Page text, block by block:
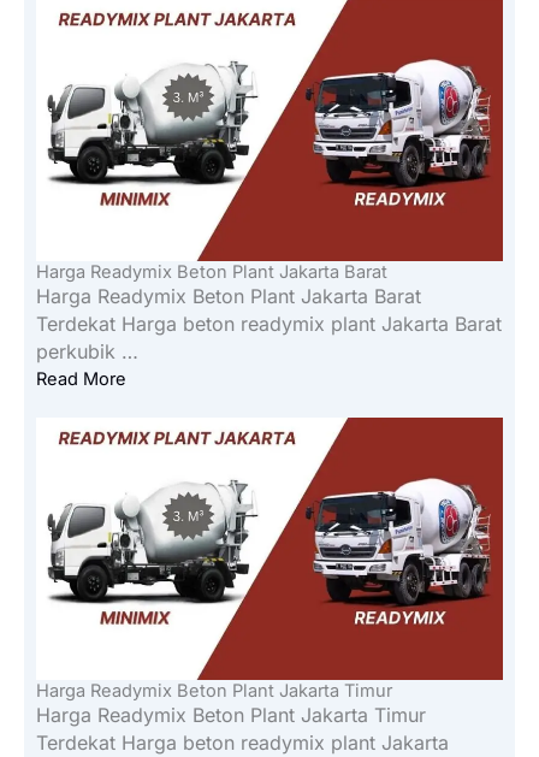
Harga Readymix Beton Plant Jakarta Barat
Harga Readymix Beton Plant Jakarta Barat
Terdekat Harga beton readymix plant Jakarta Barat
perkubik …
Read More
Harga Readymix Beton Plant Jakarta Timur
Harga Readymix Beton Plant Jakarta Timur
Terdekat Harga beton readymix plant Jakarta